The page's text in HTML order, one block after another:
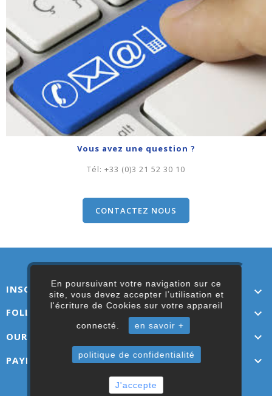
En poursuivant votre navigation sur ce
site, vous devez accepter l’utilisation et
l'écriture de Cookies sur votre appareil
connecté. en savoir +
politique de confidentialité
J'accepte
Vous avez une question ?
Tél: +33 (0)3 21 52 30 10
CONTACTEZ NOUS
INSCRIVEZ-VOUS ICI 
FOLLOW US 
OUR LINKS 
PAYMENT OPTIONS 